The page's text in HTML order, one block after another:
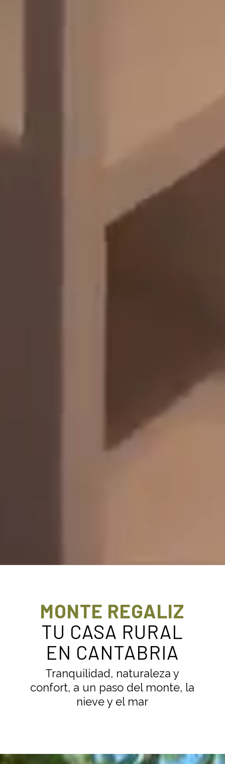
MONTE REGALIZ
TU CASA RURAL
EN CANTABRIA
Tranquilidad, naturaleza y
confort, a un paso del monte, la
nieve y el mar